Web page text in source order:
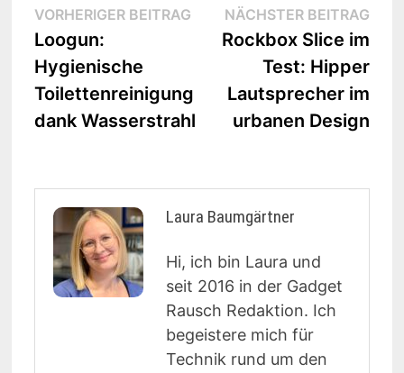
Beitrags-
Navigation
VORHERIGER BEITRAGVorheriger
Beitrag:
Loogun:
Hygienische
Toilettenreinigung
dank Wasserstrahl
NÄCHSTER BEITRAG
Rockbox Slice im
Test: Hipper
Lautsprecher im
urbanen Design
Laura Baumgärtner
Hi, ich bin Laura und
seit 2016 in der Gadget
Rausch Redaktion. Ich
begeistere mich für
Technik rund um den